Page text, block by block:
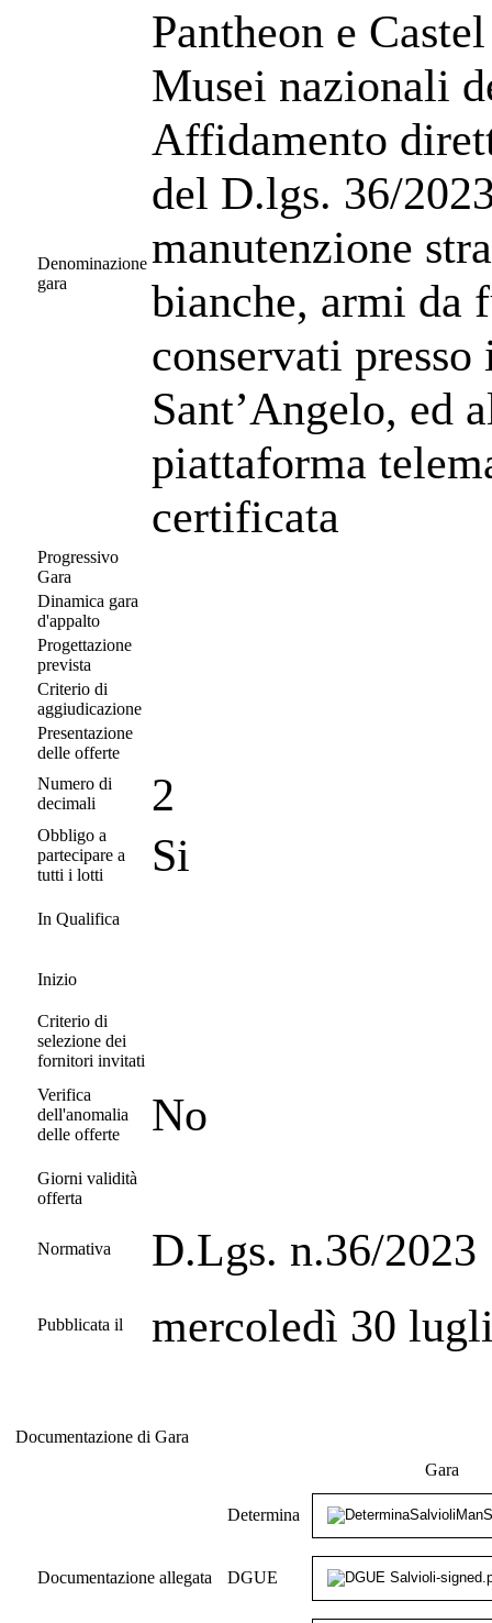
Denominazione
gara
Pantheon e
Musei nazionali
Affidamento
del D.lgs. 36/
manutenzione
bianche, armi da
conservati
Sant’Angelo, ed
piattaforma
certificata
Progressivo
Gara
Dinamica gara
d'appalto
Progettazione
prevista
Criterio di
aggiudicazione
Presentazione
delle offerte
Numero di
decimali
2
Obbligo a
partecipare a
tutti i lotti
Si
In Qualifica
Inizio
Criterio di
selezione dei
fornitori invitati
Verifica
dell'anomalia
delle offerte
No
Giorni validità
offerta
Normativa D.Lgs. n.36/2023
Pubblicata il mercoledì 30
Documentazione di Gara
Gara
Documentazione allegata
Determina
DGUE